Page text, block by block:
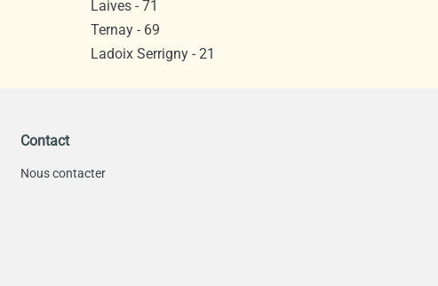
Laives - 71
Ternay - 69
Ladoix Serrigny - 21
Contact
Nous contacter